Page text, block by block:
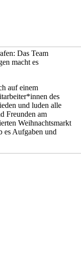
Das Team
macht es
auf einem
des
und luden alle
Freunden am
Weihnachtsmarkt
es Aufgaben und